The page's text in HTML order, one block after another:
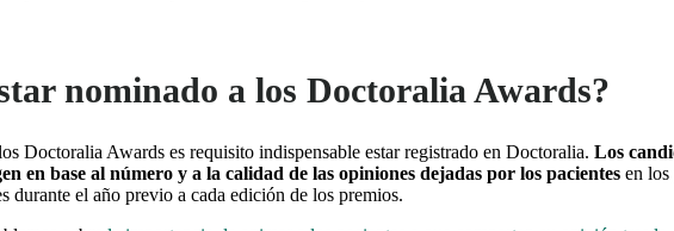
nominado a los Doctoralia Awards?
Doctoralia Awards es requisito indispensable estar registrado en Doctoralia. Los
en base al número y a la calidad de las opiniones dejadas por los pacientes en los
durante el año previo a cada edición de los premios.